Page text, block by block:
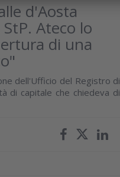
d'Aosta
Ateco lo
di una
dell'Ufficio del Registro di
di capitale che chiedeva di